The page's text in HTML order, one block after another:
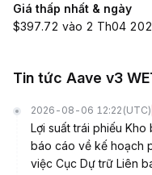
Giá thấp nhất & ngày
$397.72 vào 2 Th04
Tin tức Aave v3
2026-08-06 12:22 (UTC)
Lợi suất trái phiếu
báo cáo về kế hoạch
việc Cục Dự trữ Liên